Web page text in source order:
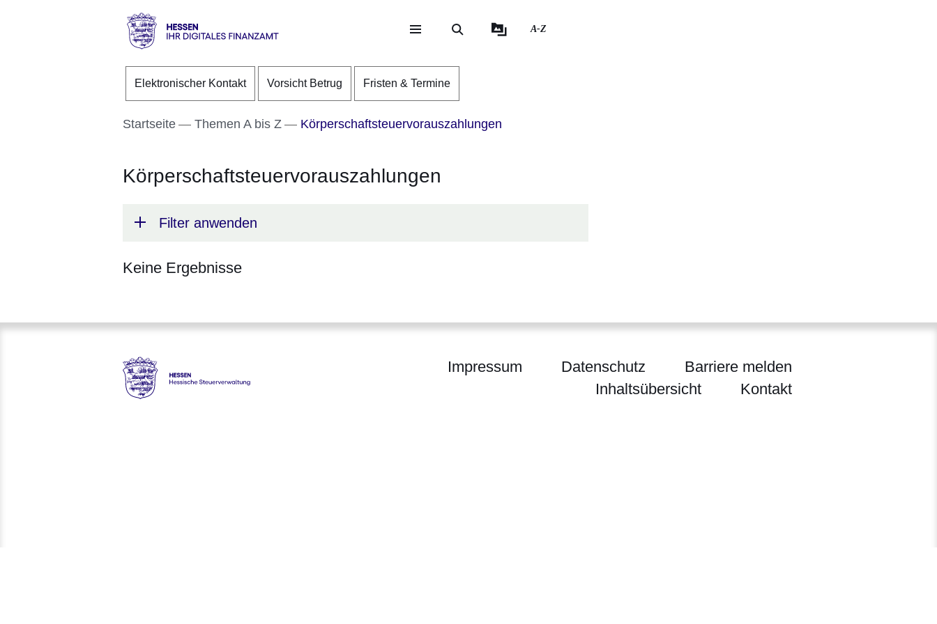
Direkt zum Kopf der Seite
Direkt zum Inhalt
Direkt zum Fuß der Seite
Ihr
Finanzamt
A-Z
Elektronischer Kontakt Vorsicht Betrug Fristen & Termine
Startseite Themen A bis Z Körperschaftsteuervorauszahlungen
Körperschaftsteuervorauszahlungen
Filter anwenden
Keine Ergebnisse
Impressum Datenschutz
Barriere melden
Inhaltsübersicht
Kontakt